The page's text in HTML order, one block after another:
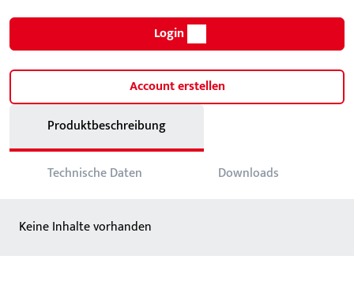
Login
Account erstellen
Produktbeschreibung
Technische Daten Downloads
Keine Inhalte vorhanden